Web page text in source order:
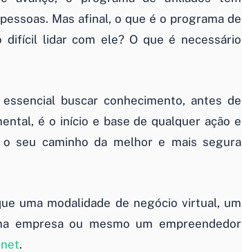
Mas afinal, o que é o programa de
lidar com ele? O que é necessário
buscar conhecimento, antes de
é o início e base de qualquer ação e
seu caminho da melhor e mais segura
uma modalidade de negócio virtual, um
empresa ou mesmo um empreendedor
.